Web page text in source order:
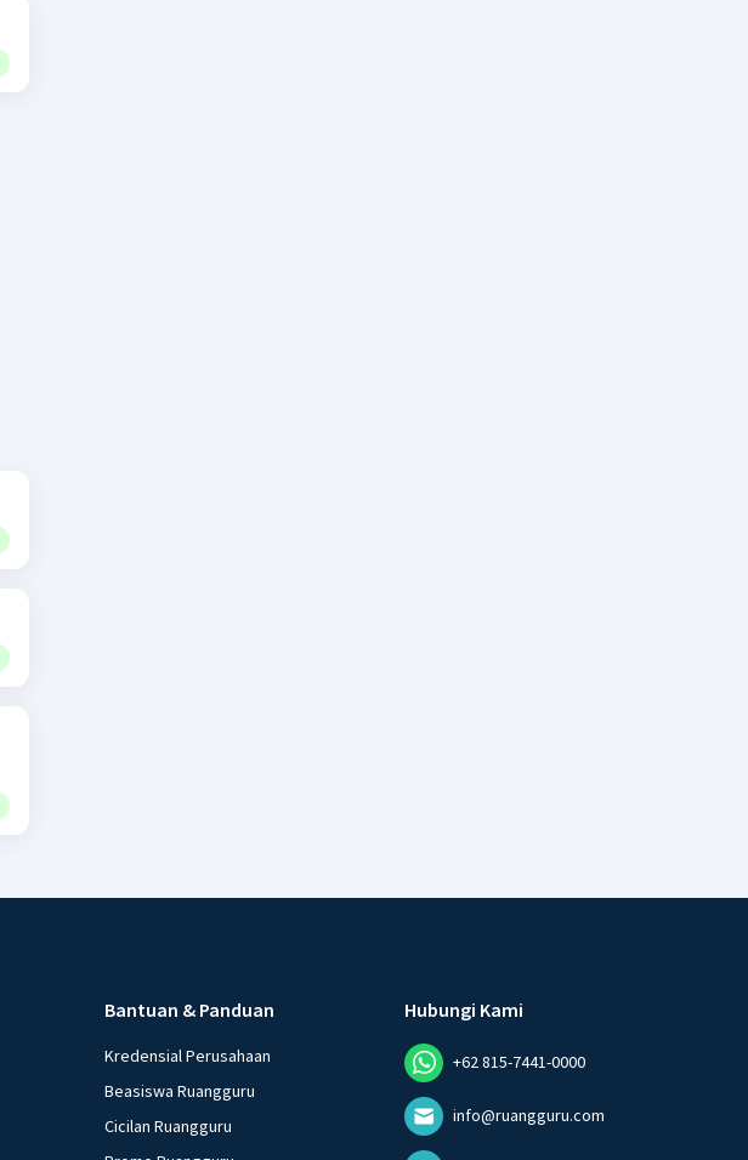
Bantuan & Panduan
Kredensial Perusahaan
Beasiswa Ruangguru
Cicilan Ruangguru
Hubungi Kami
+62 815-7441-0000
info@ruangguru.com